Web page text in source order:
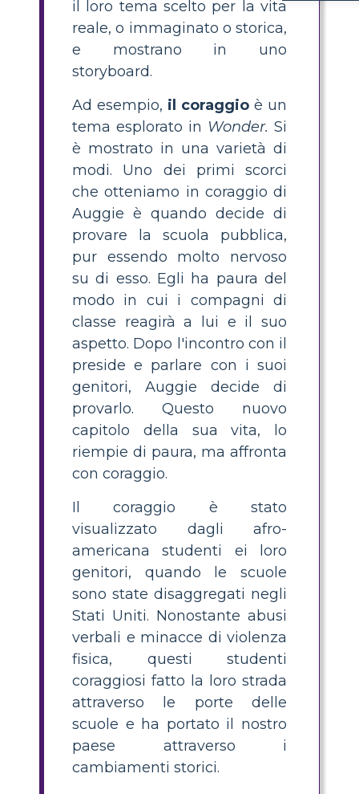
il loro tema scelto per la vita
reale, o immaginato o storica,
e mostrano in uno
storyboard.
Ad esempio, il coraggio è un
tema esplorato in Wonder. Si
è mostrato in una varietà di
modi. Uno dei primi scorci
che otteniamo in coraggio di
Auggie è quando decide di
provare la scuola pubblica,
pur essendo molto nervoso
su di esso. Egli ha paura del
modo in cui i compagni di
classe reagirà a lui e il suo
aspetto. Dopo l'incontro con il
preside e parlare con i suoi
genitori, Auggie decide di
provarlo. Questo nuovo
capitolo della sua vita, lo
riempie di paura, ma affronta
con coraggio.
Il coraggio è stato
visualizzato dagli afro-
americana studenti ei loro
genitori, quando le scuole
sono state disaggregati negli
Stati Uniti. Nonostante abusi
verbali e minacce di violenza
fisica, questi studenti
coraggiosi fatto la loro strada
attraverso le porte delle
scuole e ha portato il nostro
paese attraverso i
cambiamenti storici.